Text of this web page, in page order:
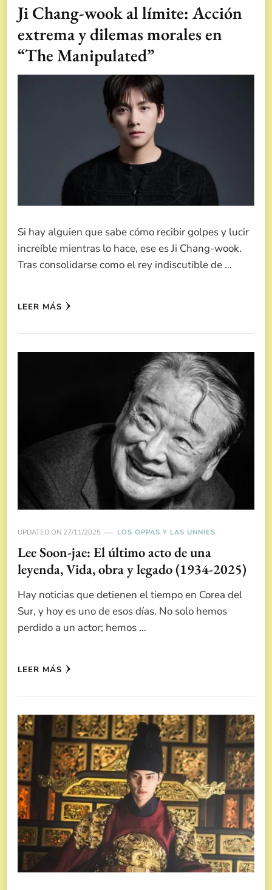
Ji Chang-wook al límite: Acción
extrema y dilemas morales en
“The Manipulated”
Si hay alguien que sabe cómo recibir golpes y lucir
increíble mientras lo hace, ese es Ji Chang-wook.
Tras consolidarse como el rey indiscutible de …
LEER MÁS
UPDATED ON 27/11/2025 LOS OPPAS Y LAS UNNIES
Lee Soon-jae: El último acto de una
leyenda, Vida, obra y legado (1934-2025)
Hay noticias que detienen el tiempo en Corea del
Sur, y hoy es uno de esos días. No solo hemos
perdido a un actor; hemos …
LEER MÁS